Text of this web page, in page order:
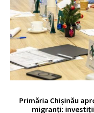
Primăria Chișinău
migranți: